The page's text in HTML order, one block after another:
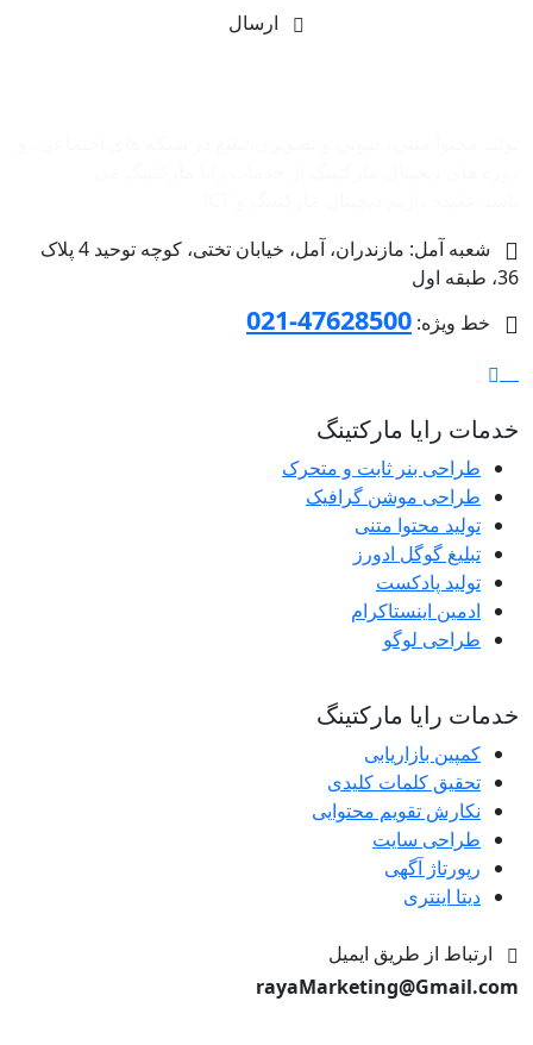
شعبه آمل: مازندران، آمل، خیابان تختی، کوچه توحید 4 پلاک
36، طبقه اول
خط ویژه: 47628500-021
خدمات رایا مارکتینگ
طراحی بنر ثابت و متحرک
طراحی موشن گرافیک
تولید محتوا متنی
تبلیغ گوگل ادورز
تولید پادکست
ادمین اینستاکرام
طراحی لوگو
خدمات رایا مارکتینگ
کمپین بازاریابی
تحقیق کلمات کلیدی
نکارش تقویم محتوایی
طراحی سایت
رپورتاژ آگهی
دیتا اینتری
ارتباط از طریق ایمیل
rayaMarketing@Gmail.com